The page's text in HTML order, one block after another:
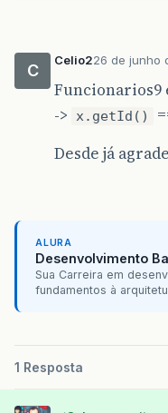
C
Celio226 de junho
Funcionarios9
->
x.getId()
Desde já
ALURA
Desenvolvimento
Sua Carreira em
fundamentos à
1 Resposta